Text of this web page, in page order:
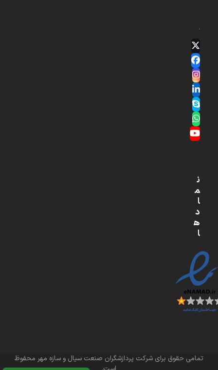
Twitter
(deprecated)
Facebook
Instagram
LinkedIn
Skype
Whatsapp
YouTube
ن
م
ا
د
ه
ا
تمامی حقوق برای شرکت پردازشگران صنعت سیال و سازه مهر محفوظ